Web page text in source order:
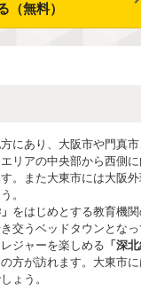
（無料）
にあり、大阪市や門真
リアの中央部から西側
。また大東市には大阪
。
をはじめとする教育機
交うベッドタウンとな
ジャーを楽しめる 「深
方が訪れます。大東市
ょう。